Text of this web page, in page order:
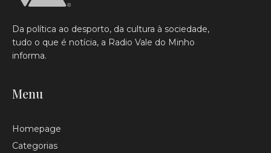
Da política ao desporto, da cultura à sociedade,
tudo o que é notícia, a Radio Vale do Minho
informa.
Menu
Homepage
Categorias